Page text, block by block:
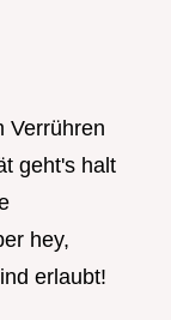
Verrühren
geht's halt
hey,
erlaubt!